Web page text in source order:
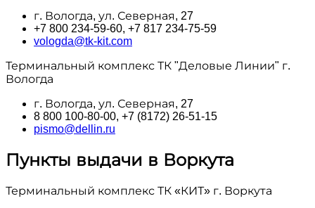
г. Вологда, ул. Северная, 27
+7 800 234-59-60, +7 817 234-75-59
vologda@tk-kit.com
Терминальный комплекс ТК "Деловые Линии" г.
Вологда
г. Вологда, ул. Северная, 27
8 800 100‑80-00, +7 (8172) 26-51-15
pismo@dellin.ru
Пункты выдачи в Воркута
Терминальный комплекс ТК «КИТ» г. Воркута